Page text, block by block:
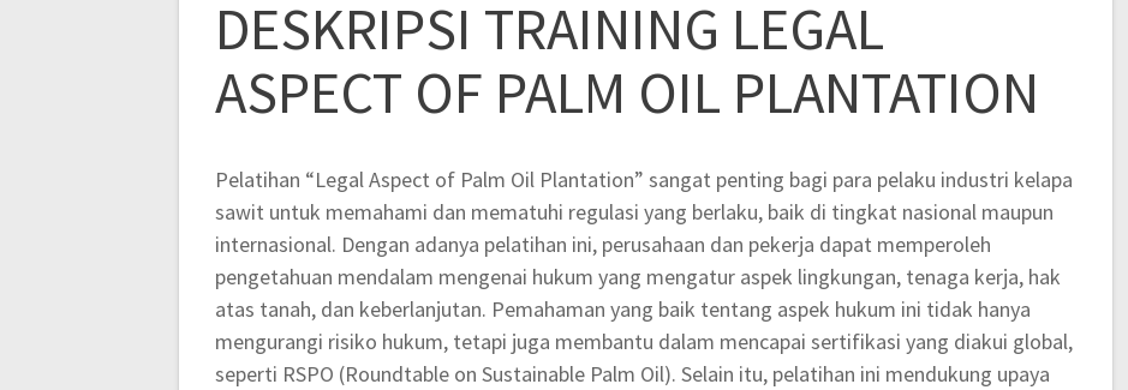
DESKRIPSI TRAINING LEGAL
ASPECT OF PALM OIL PLANTATION
Pelatihan “Legal Aspect of Palm Oil Plantation” sangat penting bagi para pelaku industri kelapa
sawit untuk memahami dan mematuhi regulasi yang berlaku, baik di tingkat nasional maupun
internasional. Dengan adanya pelatihan ini, perusahaan dan pekerja dapat memperoleh
pengetahuan mendalam mengenai hukum yang mengatur aspek lingkungan, tenaga kerja, hak
atas tanah, dan keberlanjutan. Pemahaman yang baik tentang aspek hukum ini tidak hanya
mengurangi risiko hukum, tetapi juga membantu dalam mencapai sertifikasi yang diakui global,
seperti RSPO (Roundtable on Sustainable Palm Oil). Selain itu, pelatihan ini mendukung upaya